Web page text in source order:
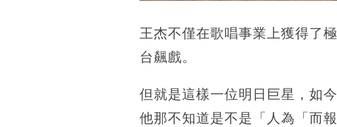
王杰不僅在歌唱事業上獲得了
台飆戲。
但就是這樣一位明日巨星，如
他那不知道是不是「人為「而報